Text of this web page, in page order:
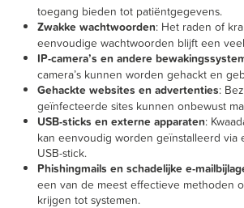
toegang bieden tot patiëntgegevens.
Zwakke wachtwoorden: Het raden of
eenvoudige wachtwoorden blijft een
IP-camera’s en andere
camera’s kunnen worden gehackt en
Gehackte websites en advertenties:
geïnfecteerde sites kunnen onbewust
USB-sticks en externe apparaten:
kan eenvoudig worden geïnstalleerd via
USB-stick.
Phishingmails en schadelijke e-
een van de meest effectieve methoden
krijgen tot systemen.